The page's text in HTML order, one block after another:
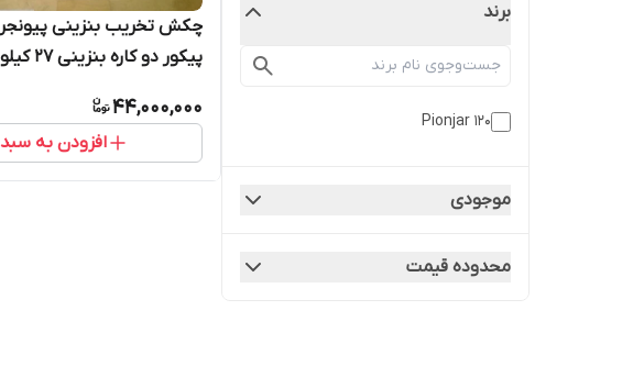
برند
Pionjar 120
موجودی
محدوده قیمت
پیکور دو کاره بنزینی 27 کیلو
44,000,000
افزودن به سبد